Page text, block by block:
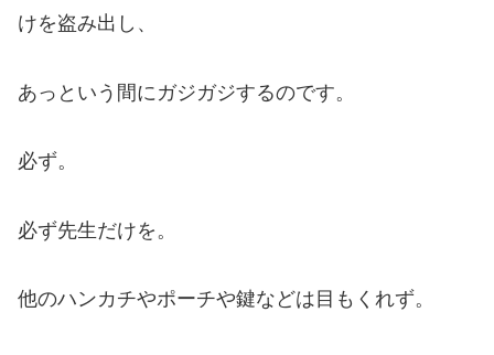
けを盗み出し、
あっという間にガジガジするのです。
必ず。
必ず先生だけを。
他のハンカチやポーチや鍵などは目もくれず。